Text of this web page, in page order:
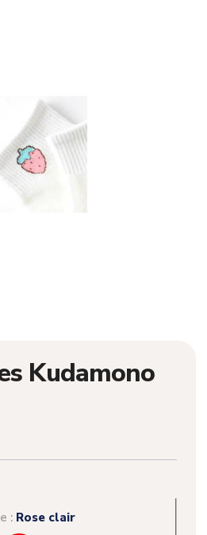
Kudamono
: Rose clair